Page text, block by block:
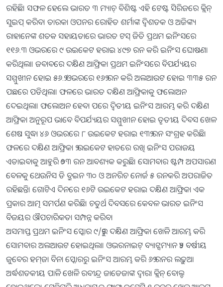
ରହିଛି। ସଫଳ ହେଲେ ଭାରତ ୩ ମ୍ୟାଚ୍‌ ବିଶିଷ୍ଟ ଏହି ଟେଷ୍ଟ ସିରିଜରେ କ୍ଲିନ୍‌
ସୁଇପ୍‌ କରିବ। ତାରକା ଓପନର ରୋହିତ ଶର୍ମାଙ୍କ ଦ୍ୱିଶତକ ଓ ଅଜିଙ୍କ୍ୟ
ରାହାନେଙ୍କ ଶତକ ସହାୟତାରେ ଭାରତ ଟସ୍‌ ଜିତି ପ୍ରଥମ ଇନିଂସରେ
୧୧୬.୩ ଓଭରରେ ୯ ଉଇକେଟ ହରାଇ ୪୯୭ ରନ କରି ଇନିଂସ ଘୋଷଣା
କରିଥିଲା। ଜବାବରେ ଦକ୍ଷିଣ ଆଫ୍ରିକା ପ୍ରଥମ ଇନିଂସରେ ବିପର୍ଯ୍ୟୟର
ସମ୍ମୁଖୀନ ହୋଇ ୫୬.୨ ଓଭରରେ ୧୬୨ ରନ କରି ଅଲଆଉଟ ହୋଇ ୩୩୫ ରନ
ପଛରେ ପଡିଥିଲା। ଫଳରେ ଭାରତ ଦକ୍ଷିଣ ଆଫ୍ରିକାକୁ ଫଲୋଅନ
ଦେଇଥିଲା। ଫଲୋଅନ ହେବା ପରେ ଦ୍ୱିତୀୟ ଇନିଂସ ଆରମ୍ଭ କରି ଦକ୍ଷିଣ
ଆଫ୍ରିକା ଅନୁରୂପ ଭାବେ ବିପର୍ଯ୍ୟୟର ସମ୍ମୁଖୀନ ହୋଇ ତୃତୀୟ ଦିବସ ଖେଳ
ଶେଷ ସୁଦ୍ଧା ୪୬ ଓଭରରେ ୮ ଉଇକେଟ ହରାଇ ୧୩୨ ରନ ସଂଗ୍ରହ କରିଛି।
ଫଳରେ ଦକ୍ଷିଣ ଆଫ୍ରିକା ୨ ଉଇକେଟ ହାତରେ ରଖି ଇନିଂସ ପରାଜୟ
ଏଡାଇବାକୁ ଆହୁରି ୨୦୩ ରନ ଆବଶ୍ୟକ କରୁଛି। ସୋମବାର ଷ୍ଟମ୍ପ ଅପସାରଣ
ବେଳକୁ ଥେଉନିସ ଡି ବ୍ରୁଇନ ୩୦ ଓ ଅନରିଚ ନୋର୍ଜ ୫ ରନକରି ଅପରାଜିତ
ରହିଛନ୍ତି। ଗୋଟିଏ ଦିନରେ ୧୬ଟି ଉଇକେଟ ହରାଇ ଦକ୍ଷିଣ ଆଫ୍ରିକା ଏକ
ପ୍ରକାର ଆତ୍ମ ସମର୍ପଣ କରିଛି। ଚତୁର୍ଥ ଦିବସରେ କେବଳ ଭାରତ ଇନିଂସ
ବିଜୟର ଔପଚାରିକତା ସମ୍ପନ୍ନ କରିବ।
ଅସମାପ୍ତ ପ୍ରଥମ ଇନିଂସ ସ୍କୋର ୯/୨ରୁ ଦକ୍ଷିଣ ଆଫ୍ରିକା ଖେଳି ଆରମ୍ଭ କରି
ସୋମବାର ଅଲଆଉଟ ହୋଇଥିଲା। ଓଭରନାଇଟ୍‌ ବ୍ୟାଟ୍ସମ୍ୟାନ ୨୪ ବର୍ଷୀୟ
ଜୁବେର ହମ୍‌ଜା ବିନା ସ୍କୋରରୁ ଇନିଂସ ଆରମ୍ଭ କରି ୬୨ ରନର ଲଢ଼ୁଆ
ଅର୍ଦ୍ଧଶତକୀୟ ପାଳି ଖେଳି ରବୀନ୍ଦ୍ର ଜାଡେଜାଙ୍କ ଦ୍ୱାରା କ୍ଲିନ୍‌ ବୋଲ୍ଡ